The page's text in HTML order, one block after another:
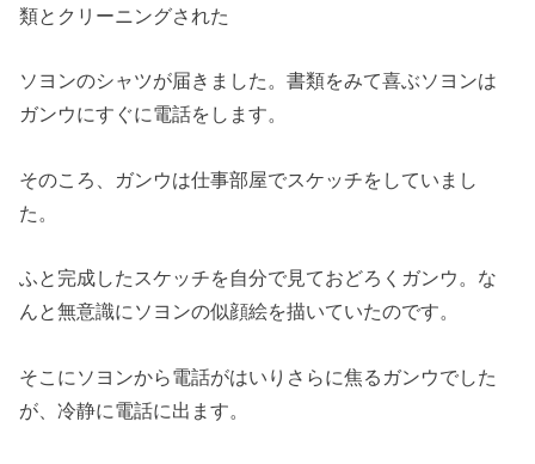
類とクリーニングされた
ソヨンのシャツが届きました。書類をみて喜ぶソヨンは
ガンウにすぐに電話をします。
そのころ、ガンウは仕事部屋でスケッチをしていまし
た。
ふと完成したスケッチを自分で見ておどろくガンウ。な
んと無意識にソヨンの似顔絵を描いていたのです。
そこにソヨンから電話がはいりさらに焦るガンウでした
が、冷静に電話に出ます。